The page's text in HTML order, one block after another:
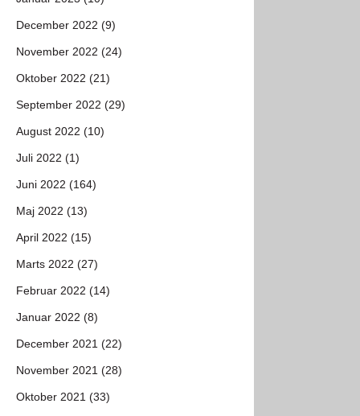
December 2022 (9)
November 2022 (24)
Oktober 2022 (21)
September 2022 (29)
August 2022 (10)
Juli 2022 (1)
Juni 2022 (164)
Maj 2022 (13)
April 2022 (15)
Marts 2022 (27)
Februar 2022 (14)
Januar 2022 (8)
December 2021 (22)
November 2021 (28)
Oktober 2021 (33)